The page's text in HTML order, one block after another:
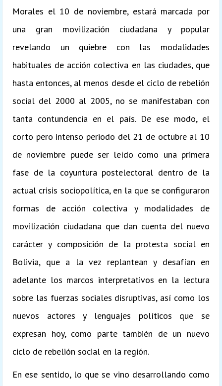
Morales el 10 de noviembre, estará marcada por
una gran movilización ciudadana y popular
revelando un quiebre con las modalidades
habituales de acción colectiva en las ciudades, que
hasta entonces, al menos desde el ciclo de rebelión
social del 2000 al 2005, no se manifestaban con
tanta contundencia en el país. De ese modo, el
corto pero intenso periodo del 21 de octubre al 10
de noviembre puede ser leído como una primera
fase de la coyuntura postelectoral dentro de la
actual crisis sociopolítica, en la que se configuraron
formas de acción colectiva y modalidades de
movilización ciudadana que dan cuenta del nuevo
carácter y composición de la protesta social en
Bolivia, que a la vez replantean y desafían en
adelante los marcos interpretativos en la lectura
sobre las fuerzas sociales disruptivas, así como los
nuevos actores y lenguajes políticos que se
expresan hoy, como parte también de un nuevo
ciclo de rebelión social en la región.
En ese sentido, lo que se vino desarrollando como